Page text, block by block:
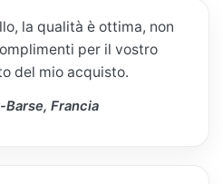
la qualità è ottima, non
per il vostro
del mio acquisto.
Barse, Francia